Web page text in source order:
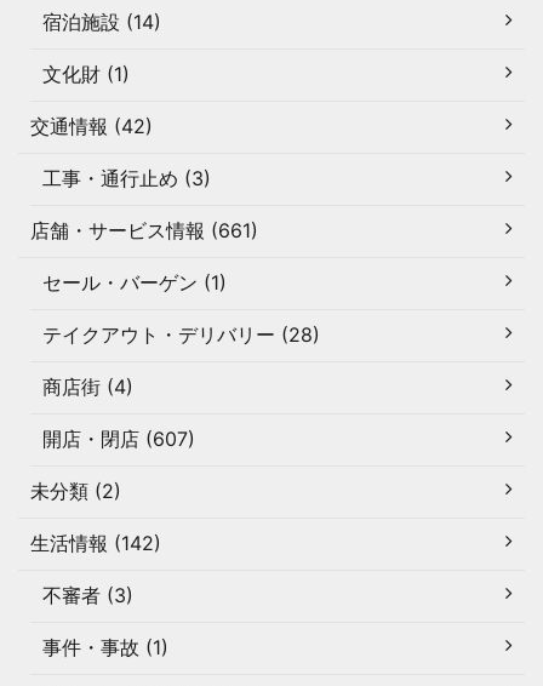
宿泊施設 (14)
文化財 (1)
交通情報 (42)
工事・通行止め (3)
店舗・サービス情報 (661)
セール・バーゲン (1)
テイクアウト・デリバリー (28)
商店街 (4)
開店・閉店 (607)
未分類 (2)
生活情報 (142)
不審者 (3)
事件・事故 (1)